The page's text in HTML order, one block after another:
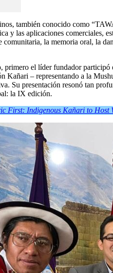
también conocido como
y las aplicaciones comerciales,
comunitaria, la memoria oral, la
primero el líder fundador
Kañari – representando a la
Su presentación resonó tan
la IX edición.
First: Indigenous Kañari to Host